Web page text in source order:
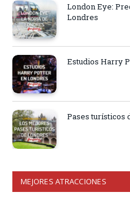
London Eye:
Londres
Estudios Harry
Pases turísticos
MEJORES ATRACCIONES